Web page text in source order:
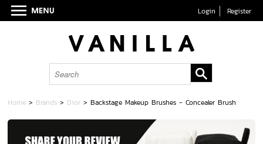
Login Register
Home > Brands > Dior >Backstage Makeup Brushes - Concealer Brush